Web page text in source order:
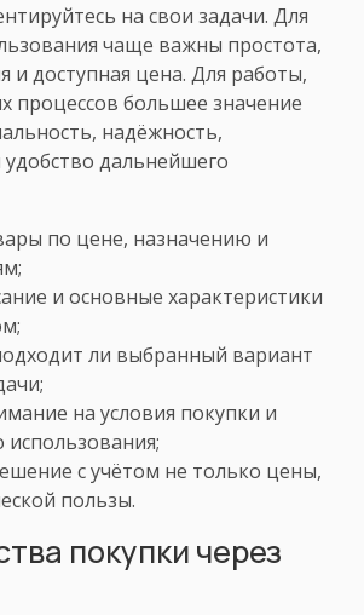
на свои задачи. Для
чаще важны простота,
и доступная цена. Для работы,
процессов большее значение
надёжность,
дальнейшего
по цене, назначению и
и основные характеристики
ли выбранный вариант
на условия покупки и
с учётом не только цены,
пользы.
покупки через